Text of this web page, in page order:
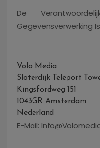
De
Gegevensverwerking
Volo Media
Sloterdijk Teleport
Kingsfordweg 151
1043GR Amsterdam
Nederland
E-Mail: